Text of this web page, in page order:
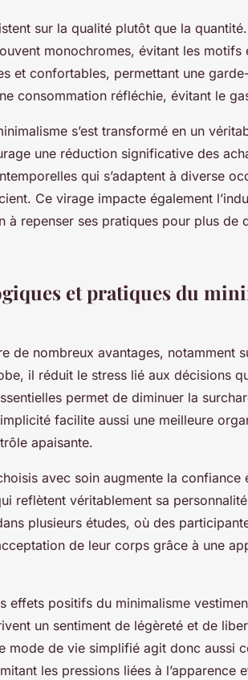
sur la qualité plutôt que la
monochromes, évitant les motifs
et confortables, permettant une
consommation réfléchie, évitant le
s’est transformé en un
une réduction significative des
qui s’adaptent à diverse
Ce virage impacte également
à repenser ses pratiques pour plus de
et pratiques du
de nombreux avantages, notamment
il réduit le stress lié aux décisions
permet de diminuer la
facilite aussi une meilleure
apaisante.
avec soin augmente la confiance
reflètent véritablement sa
plusieurs études, où des
de leur corps grâce à une
effets positifs du minimalisme
un sentiment de légèreté et de
mode de vie simplifié agit donc aussi
les pressions liées à l’apparence